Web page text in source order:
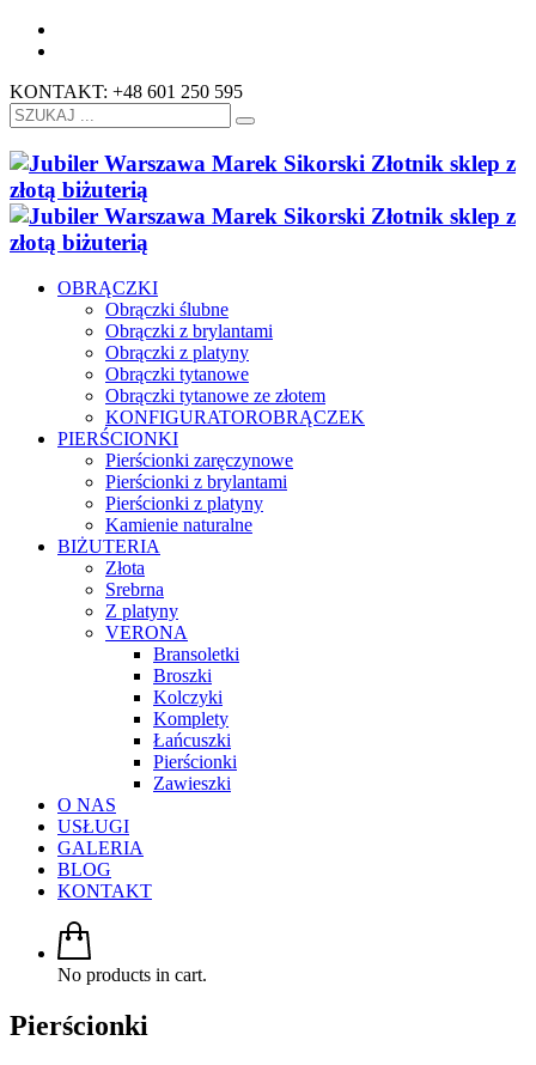
KONTAKT: +48 601 250 595
OBRĄCZKI
Obrączki ślubne
Obrączki z brylantami
Obrączki z platyny
Obrączki tytanowe
Obrączki tytanowe ze złotem
KONFIGURATOROBRĄCZEK
PIERŚCIONKI
Pierścionki zaręczynowe
Pierścionki z brylantami
Pierścionki z platyny
Kamienie naturalne
BIŻUTERIA
Złota
Srebrna
Z platyny
VERONA
Bransoletki
Broszki
Kolczyki
Komplety
Łańcuszki
Pierścionki
Zawieszki
O NAS
USŁUGI
GALERIA
BLOG
KONTAKT
No products in cart.
Pierścionki